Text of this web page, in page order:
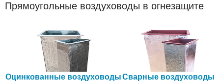
Прямоугольные воздуховоды в огнезащите
Оцинкованные воздуховодыСварные воздуховоды